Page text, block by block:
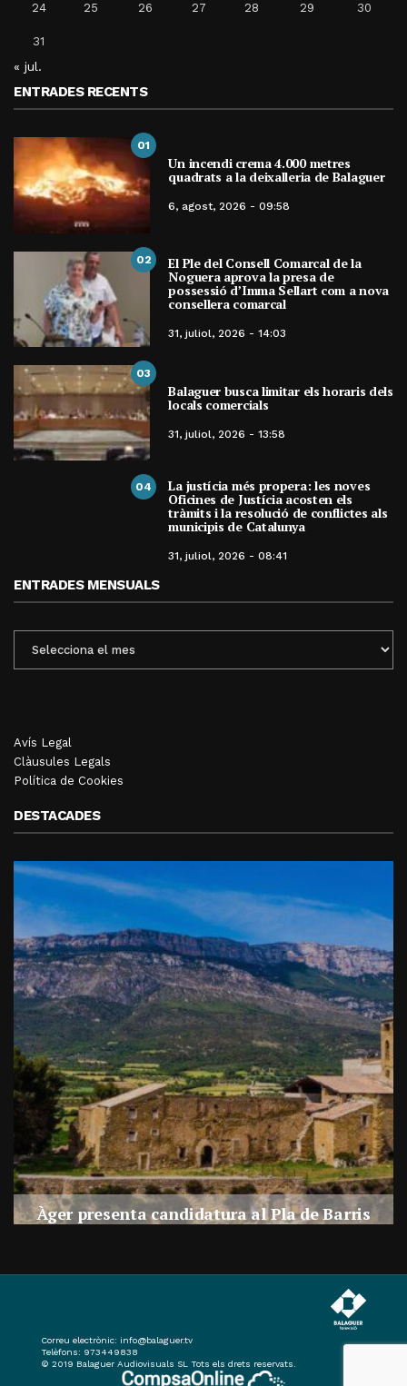
24 25 26 27 28 29 30
31
« jul.
ENTRADES RECENTS
01
Un incendi crema 4.000 metres
quadrats a la deixalleria de Balaguer
6, agost, 2026 - 09:58
02 El Ple del Consell Comarcal de la
Noguera aprova la presa de
possessió d’Imma Sellart com a nova
consellera comarcal
31, juliol, 2026 - 14:03
03
Balaguer busca limitar els horaris dels
locals comercials
31, juliol, 2026 - 13:58
04 La justícia més propera: les noves
Oficines de Justícia acosten els
tràmits i la resolució de conflictes als
municipis de Catalunya
31, juliol, 2026 - 08:41
ENTRADES MENSUALS
MENSUALS
Avís Legal
Clàusules Legals
Política de Cookies
DESTACADES
Àger presenta candidatura al Pla de Barris
Correu electrònic: info@balaguer.tv
Telèfons: 973449838
© 2019 Balaguer Audiovisuals SL Tots els drets reservats.